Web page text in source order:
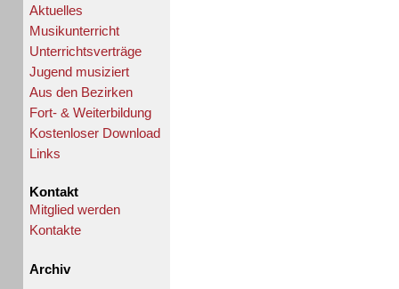
Aktuelles
Musikunterricht
Unterrichtsverträge
Jugend musiziert
Aus den Bezirken
Fort- & Weiterbildung
Kostenloser Download
Links
Kontakt
Mitglied werden
Kontakte
Archiv